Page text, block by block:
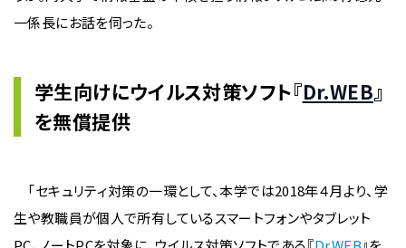
一係長にお話を伺った。
学生向けにウイルス対策ソフト『Dr.WEB』
を無償提供
「セキュリティ対策の一環として、本学では2018年４月より、学
生や教職員が個人で所有しているスマートフォンやタブレット